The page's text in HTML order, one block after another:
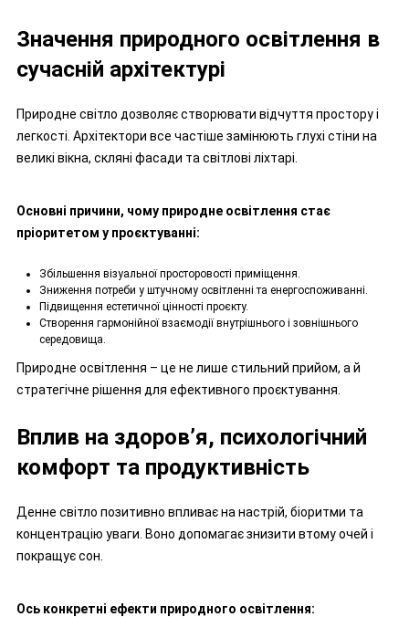
Значення природного освітлення в
сучасній архітектурі
Природне світло дозволяє створювати відчуття простору і
легкості. Архітектори все частіше замінюють глухі стіни на
великі вікна, скляні фасади та світлові ліхтарі.
Основні причини, чому природне освітлення стає
пріоритетом у проєктуванні:
Збільшення візуальної просторовості приміщення.
Зниження потреби у штучному освітленні та енергоспоживанні.
Підвищення естетичної цінності проєкту.
Створення гармонійної взаємодії внутрішнього і зовнішнього
середовища.
Природне освітлення – це не лише стильний прийом, а й
стратегічне рішення для ефективного проєктування.
Вплив на здоров’я, психологічний
комфорт та продуктивність
Денне світло позитивно впливає на настрій, біоритми та
концентрацію уваги. Воно допомагає знизити втому очей і
покращує сон.
Ось конкретні ефекти природного освітлення: